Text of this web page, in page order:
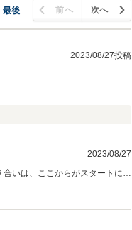
最後 前へ 次へ
2023/08/27投稿
2023/08/27
いは、ここからがスタートにな